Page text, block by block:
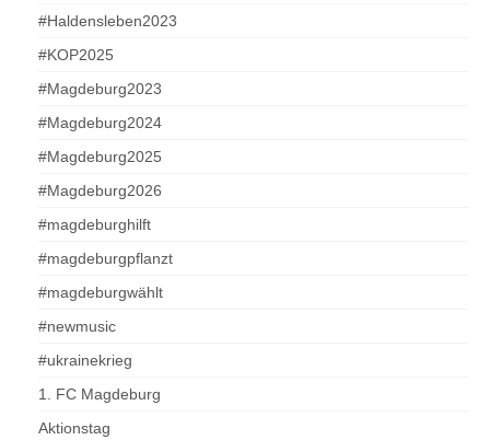
#Haldensleben2023
#KOP2025
#Magdeburg2023
#Magdeburg2024
#Magdeburg2025
#Magdeburg2026
#magdeburghilft
#magdeburgpflanzt
#magdeburgwählt
#newmusic
#ukrainekrieg
1. FC Magdeburg
Aktionstag